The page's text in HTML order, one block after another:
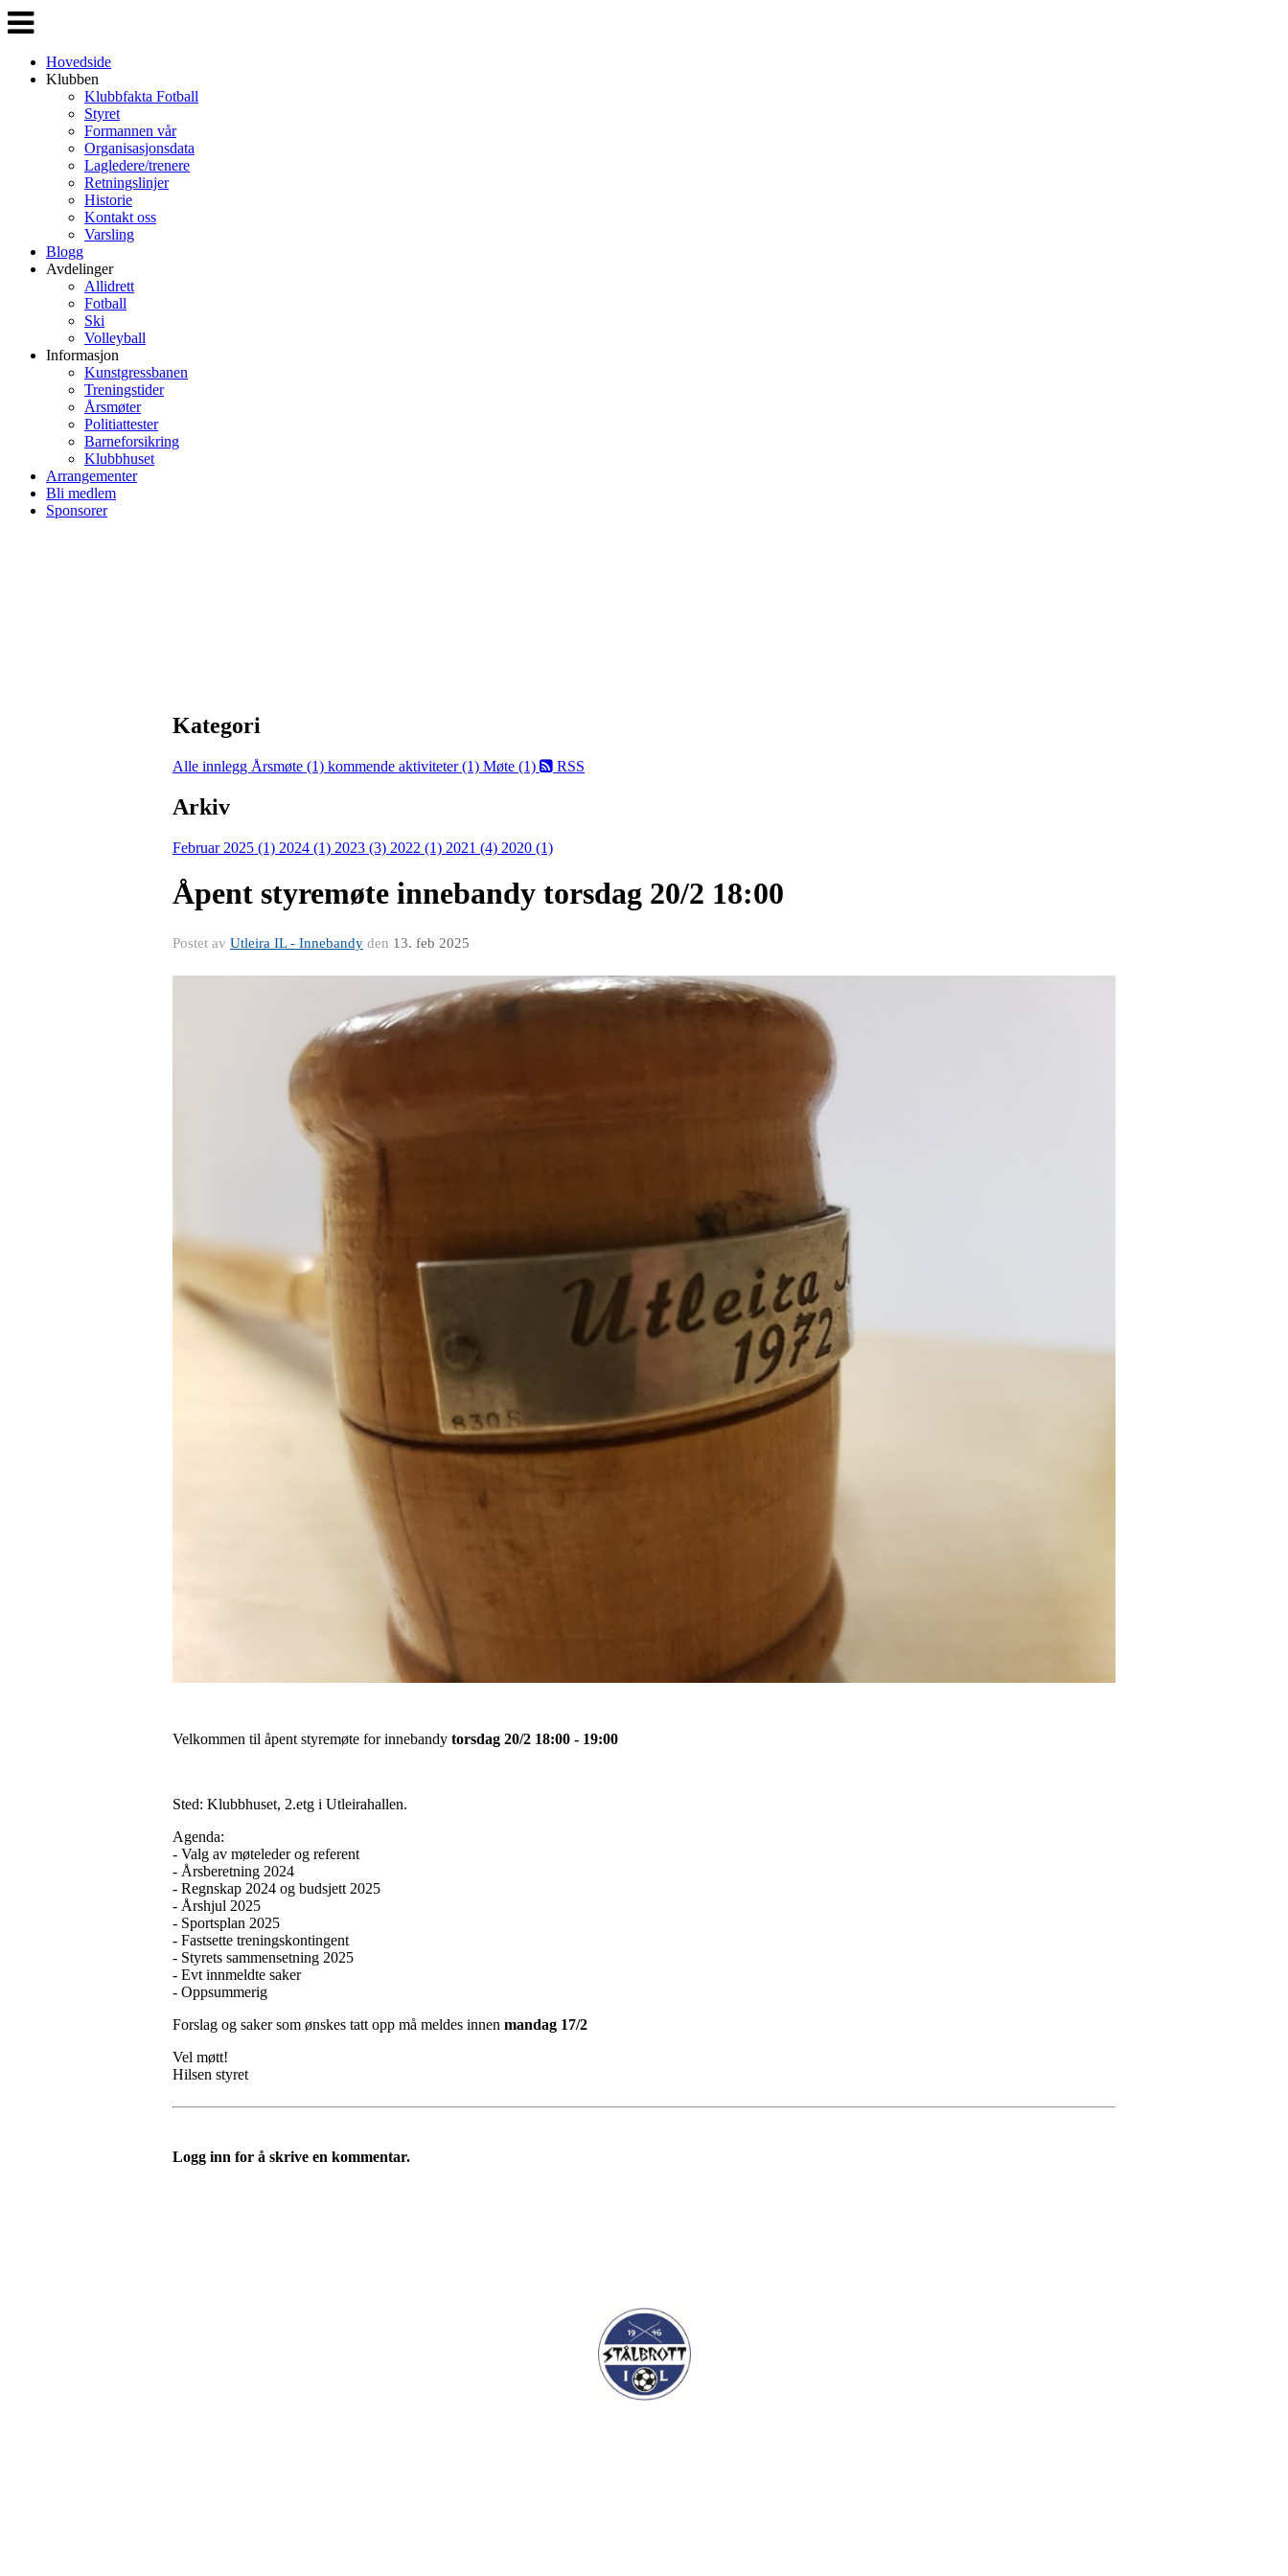
Veksle
navigasjon
Hovedside
Klubben
Klubbfakta Fotball
Styret
Formannen vår
Organisasjonsdata
Lagledere/trenere
Retningslinjer
Historie
Kontakt oss
Varsling
Blogg
Avdelinger
Allidrett
Fotball
Ski
Volleyball
Informasjon
Kunstgressbanen
Treningstider
Årsmøter
Politiattester
Barneforsikring
Klubbhuset
Arrangementer
Bli medlem
Sponsorer
Kategori
Alle innlegg Årsmøte (1) kommende aktiviteter (1) Møte (1) RSS
Arkiv
Februar 2025 (1) 2024 (1) 2023 (3) 2022 (1) 2021 (4) 2020 (1)
Åpent styremøte innebandy torsdag 20/2 18:00
Postet av Utleira IL - Innebandy den 13. feb 2025
Velkommen til åpent styremøte for innebandy torsdag 20/2 18:00 - 19:00
Sted: Klubbhuset, 2.etg i Utleirahallen.
Agenda:
- Valg av møteleder og referent
- Årsberetning 2024
- Regnskap 2024 og budsjett 2025
- Årshjul 2025
- Sportsplan 2025
- Fastsette treningskontingent
- Styrets sammensetning 2025
- Evt innmeldte saker
- Oppsummerig
Forslag og saker som ønskes tatt opp må meldes innen mandag 17/2
Vel møtt!
Hilsen styret
Logg inn for å skrive en kommentar.